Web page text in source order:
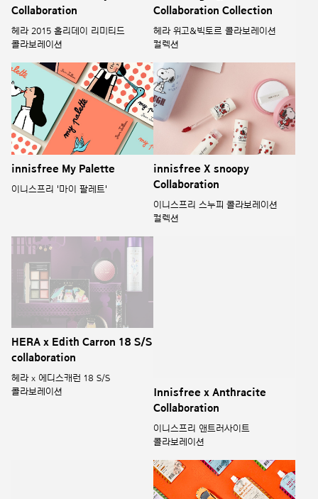
innisfree My Palette
이니스프리 '마이 팔레트'
innisfree X snoopy
Collaboration
이니스프리 스누피 콜라보레이션
컬렉션
HERA x Edith Carron 18 S/S
collaboration
헤라 x 에디스캐런 18 S/S
콜라보레이션
New Products You Might
Have Missed in 2019